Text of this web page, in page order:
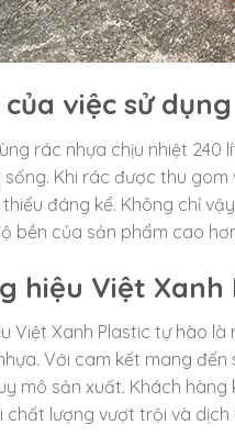
của việc sử
rác nhựa chịu nhiệt
Khi rác được thu
đáng kể. Không chỉ
bền của sản phẩm cao
hiệu Việt Xanh
Việt Xanh Plastic tự hào
Với cam kết mang
mô sản xuất. Khách
chất lượng vượt trội và dịch